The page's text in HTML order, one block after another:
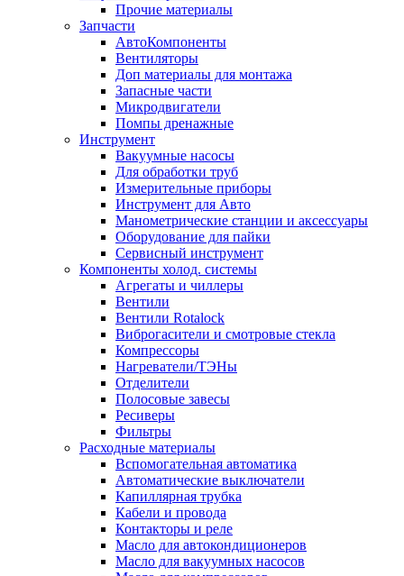
Прочие материалы
Запчасти
АвтоКомпоненты
Вентиляторы
Доп материалы для монтажа
Запасные части
Микродвигатели
Помпы дренажные
Инструмент
Вакуумные насосы
Для обработки труб
Измерительные приборы
Инструмент для Авто
Манометрические станции и аксессуары
Оборудование для пайки
Сервисный инструмент
Компоненты холод. системы
Агрегаты и чиллеры
Вентили
Вентили Rotalock
Виброгасители и смотровые стекла
Компрессоры
Нагреватели/ТЭНы
Отделители
Полосовые завесы
Ресиверы
Фильтры
Расходные материалы
Вспомогательная автоматика
Автоматические выключатели
Капиллярная трубка
Кабели и провода
Контакторы и реле
Масло для автокондиционеров
Масло для вакуумных насосов